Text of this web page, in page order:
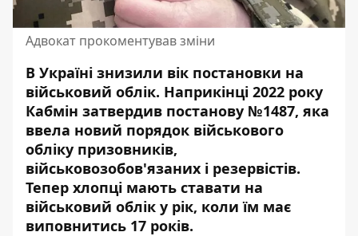
Адвокат прокоментував зміни
В Україні знизили вік постановки на
військовий облік. Наприкінці 2022 року
Кабмін затвердив постанову №1487, яка
ввела новий порядок військового
обліку призовників,
військовозобов'язаних і резервістів.
Тепер хлопці мають ставати на
військовий облік у рік, коли їм має
виповнитись 17 років.